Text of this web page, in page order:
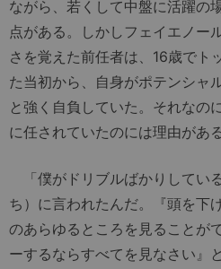
ながら、若くして中盤に活躍の
点がある。しかしフェイエノー
さを覚えた前任者は、16歳でト
た当初から、自身がポテンシャ
と強く自負していた。それなの
に任されていたのには理由がある
「僕がドリブルばかりしてい
ち）に言われたんだ。『頭を下
のあらゆるところを見ることが
ーするならすべてを見なさい』と